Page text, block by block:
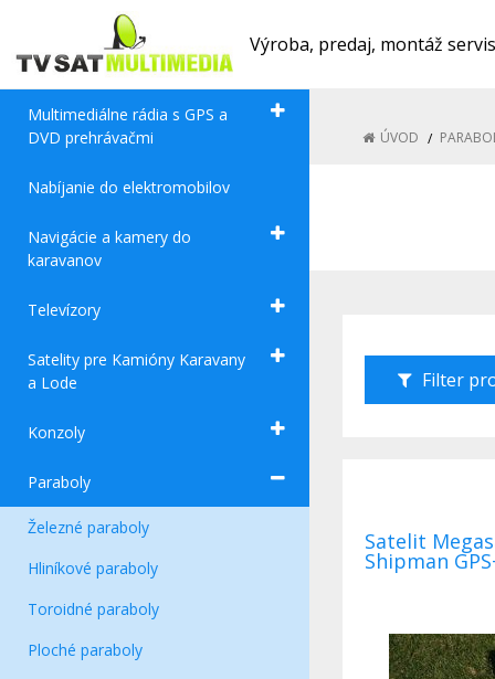
Výroba, predaj, montáž servis
Multimediálne rádia s GPS a
DVD prehrávačmi
Nabíjanie do elektromobilov
Navigácie a kamery do
karavanov
Televízory
Satelity pre Kamióny Karavany
a Lode
Konzoly
Paraboly
Železné paraboly
Hliníkové paraboly
Toroidné paraboly
Ploché paraboly
ÚVOD
Filter
Satelit
Shipman